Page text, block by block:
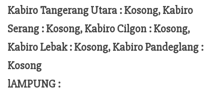
Kabiro Tangerang Utara : Kosong, Kabiro
Serang : Kosong, Kabiro Cilgon : Kosong,
Kabiro Lebak : Kosong, Kabiro Pandeglang :
Kosong
lAMPUNG :